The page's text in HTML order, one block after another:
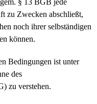
§ 13 BGB jede
zu Zwecken abschließt,
noch ihrer selbständigen
können.
Bedingungen ist unter
des
zu verstehen.